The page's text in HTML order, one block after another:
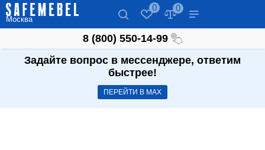
Москва
0 0
8 (800) 550-14-99
Задайте вопрос в мессенджере, ответим
быстрее!
ПЕРЕЙТИ В МАХ